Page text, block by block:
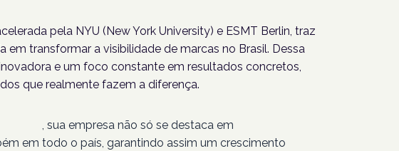
pela NYU (New York University) e ESMT Berlin, traz
em transformar a visibilidade de marcas no Brasil. Dessa
e um foco constante em resultados concretos,
que realmente fazem a diferença.
, sua empresa não só se destaca em
em todo o país, garantindo assim um crescimento